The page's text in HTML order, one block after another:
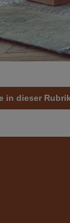
in dieser